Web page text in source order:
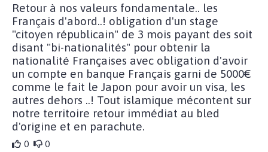
Retour à nos valeurs fondamentale.. les
Français d'abord..! obligation d'un stage
"citoyen républicain" de 3 mois payant des soit
disant "bi-nationalités" pour obtenir la
nationalité Françaises avec obligation d'avoir
un compte en banque Français garni de 5000€
comme le fait le Japon pour avoir un visa, les
autres dehors ..! Tout islamique mécontent sur
notre territoire retour immédiat au bled
d'origine et en parachute.
0 0